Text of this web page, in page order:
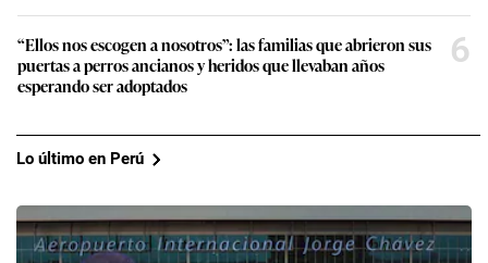
“Ellos nos escogen a nosotros”: las familias que abrieron sus
puertas a perros ancianos y heridos que llevaban años
esperando ser adoptados
6
Lo último en Perú